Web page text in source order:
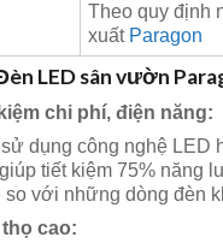
Theo quy định
xuất Paragon
LED sân vườn
chi phí, điện năng:
dụng công nghệ LED
tiết kiệm 75% năng
so với những dòng đèn
cao: